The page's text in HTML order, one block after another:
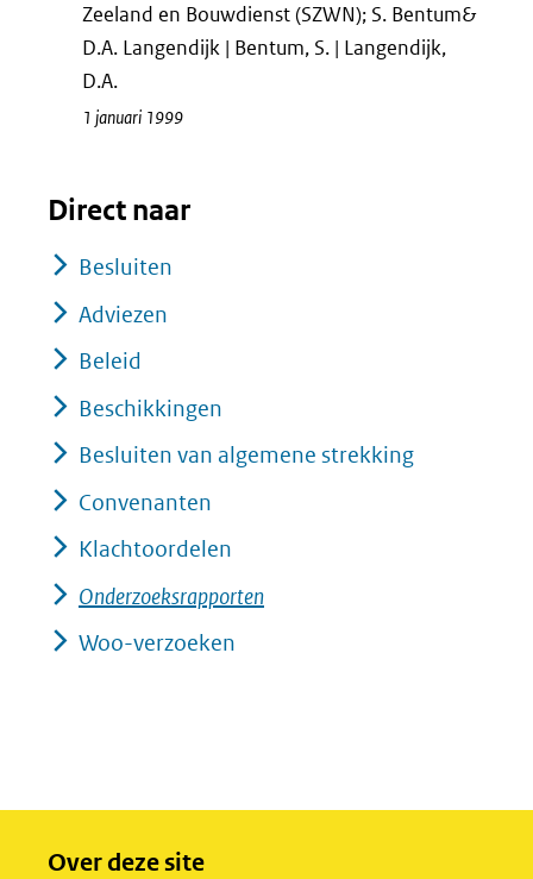
Zeeland en Bouwdienst (SZWN); S. Bentum&
D.A. Langendijk | Bentum, S. | Langendijk,
D.A.
1 januari 1999
Direct naar
Besluiten
Adviezen
Beleid
Beschikkingen
Besluiten van algemene strekking
Convenanten
Klachtoordelen
Onderzoeksrapporten
Woo-verzoeken
Over deze site